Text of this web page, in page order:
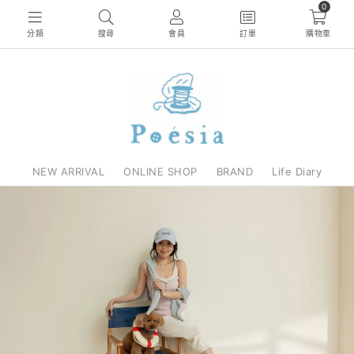
分類 搜尋 會員 訂單
0
購物車
NEW ARRIVAL ONLINE SHOP BRAND Life Diary